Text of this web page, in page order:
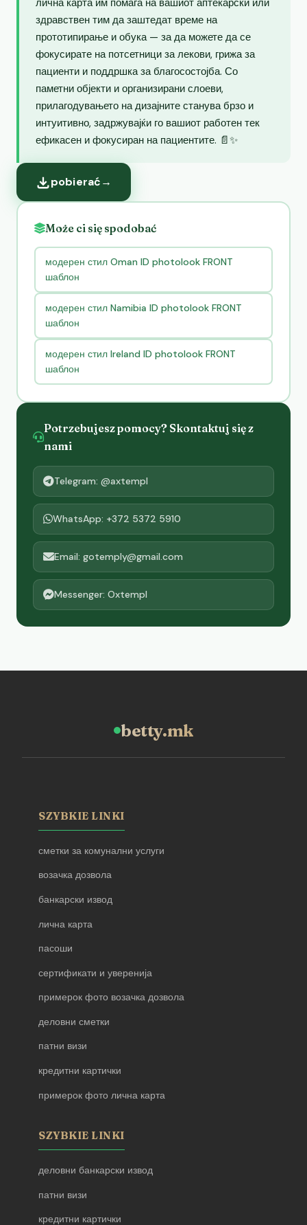
здравствен тим да заштедат време на
прототипирање и обука — за да можете да се
фокусирате на потсетници за лекови, грижа за
пациенти и поддршка за благосостојба. Со
паметни објекти и организирани слоеви,
прилагодувањето на дизајните станува брзо и
интуитивно, задржувајќи го вашиот работен тек
ефикасен и фокусиран на пациентите. 📄✨
pobierać→
Może ci się spodobać
модерен стил Oman ID photolook FRONT
шаблон
модерен стил Namibia ID photolook FRONT
шаблон
модерен стил Ireland ID photolook FRONT
шаблон
Potrzebujesz pomocy? Skontaktuj się z
nami
Telegram: @axtempl
WhatsApp: +372 5372 5910
Email: gotemply@gmail.com
Messenger: Oxtempl
betty.mk
SZYBKIE LINKI
сметки за комунални услуги
возачка дозвола
банкарски извод
лична карта
пасоши
сертификати и уверенија
примерок фото возачка дозвола
деловни сметки
патни визи
кредитни картички
примерок фото лична карта
SZYBKIE LINKI
деловни банкарски извод
патни визи
кредитни картички